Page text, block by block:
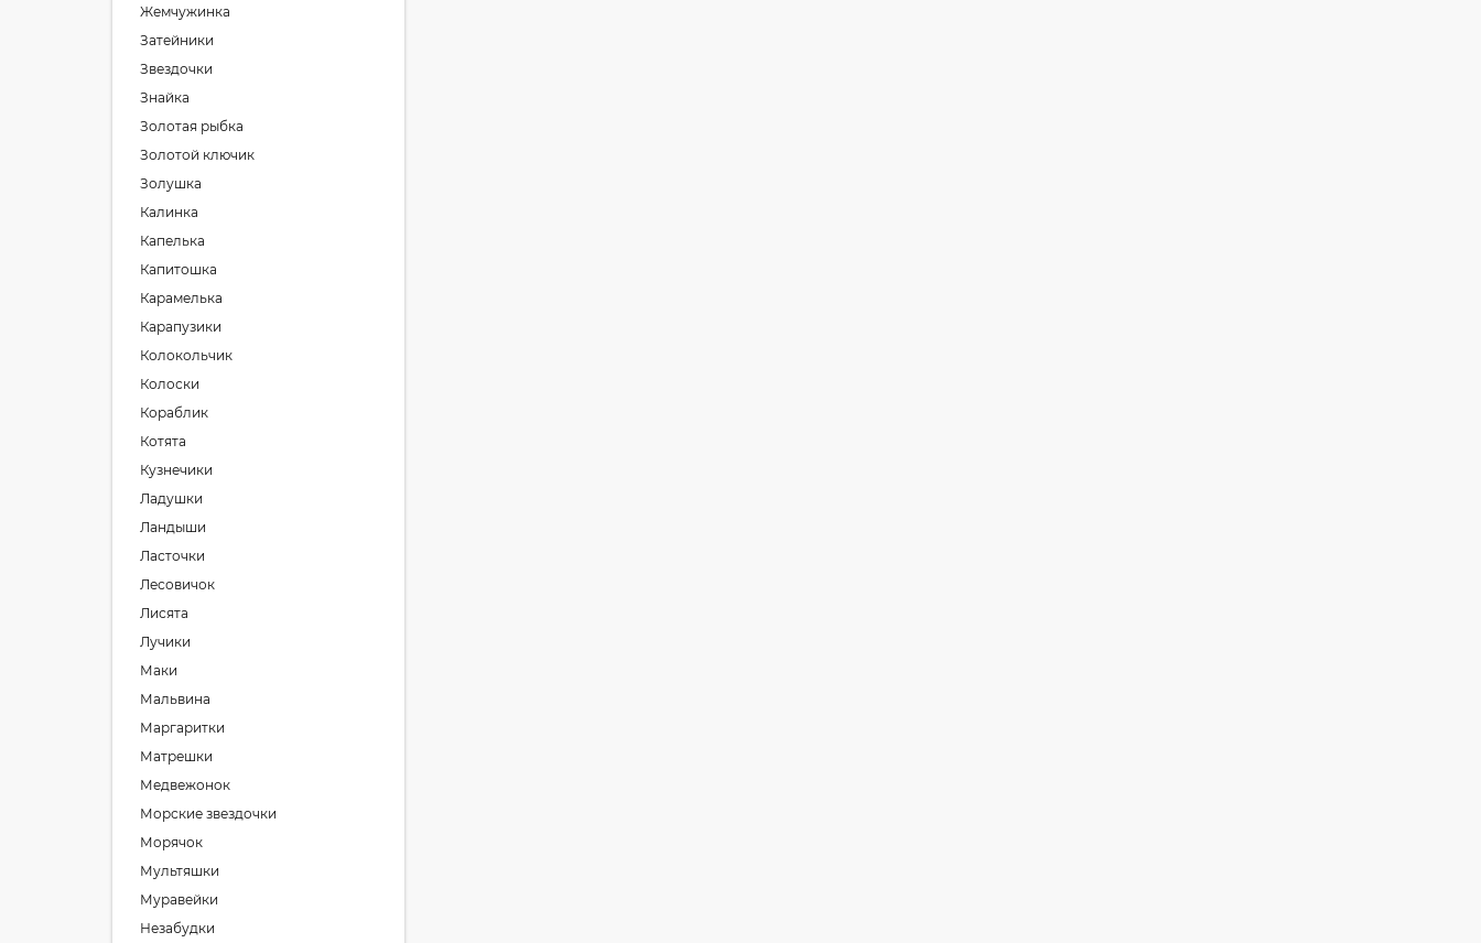
Жемчужинка
Затейники
Звездочки
Знайка
Золотая рыбка
Золотой ключик
Золушка
Калинка
Капелька
Капитошка
Карамелька
Карапузики
Колокольчик
Колоски
Кораблик
Котята
Кузнечики
Ладушки
Ландыши
Ласточки
Лесовичок
Лисята
Лучики
Маки
Мальвина
Маргаритки
Матрешки
Медвежонок
Морские звездочки
Морячок
Мультяшки
Муравейки
Незабудки